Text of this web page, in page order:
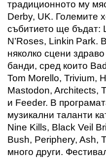
традиционното му
Derby, UK. Големите
събитието ще бъдат:
N’Roses, Linkin Park.
няколко сцени
банди, сред които
Tom Morello, Trivium,
Mastodon, Architects,
и Feeder. В
музикални таланти
Nine Kills, Black Veil
Bush, Periphery, Ash,
много други.